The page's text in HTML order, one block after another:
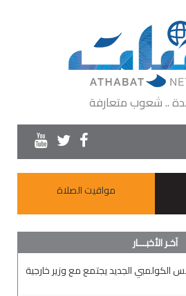
.. شعوب متعارفة
مواقيت الصلاة
آخـر الأخبـــار
الكولمبي الجديد يجتمع مع وزير خارجية